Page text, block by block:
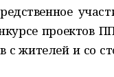
проектов
с жителей и со